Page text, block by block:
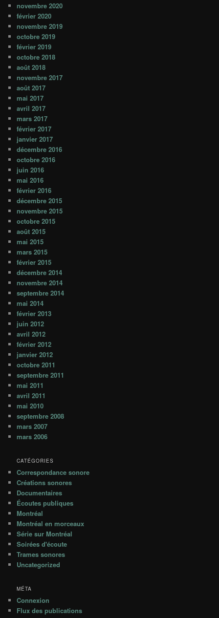
novembre 2020
février 2020
novembre 2019
octobre 2019
février 2019
octobre 2018
août 2018
novembre 2017
août 2017
mai 2017
avril 2017
mars 2017
février 2017
janvier 2017
décembre 2016
octobre 2016
juin 2016
mai 2016
février 2016
décembre 2015
novembre 2015
octobre 2015
août 2015
mai 2015
mars 2015
février 2015
décembre 2014
novembre 2014
septembre 2014
mai 2014
février 2013
juin 2012
avril 2012
février 2012
janvier 2012
octobre 2011
septembre 2011
mai 2011
avril 2011
mai 2010
septembre 2008
mars 2007
mars 2006
CATÉGORIES
Correspondance sonore
Créations sonores
Documentaires
Écoutes publiques
Montréal
Montréal en morceaux
Série sur Montréal
Soirées d'écoute
Trames sonores
Uncategorized
MÉTA
Connexion
Flux des publications